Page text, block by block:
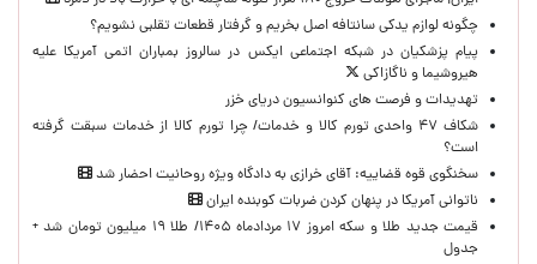
چگونه لوازم یدکی سانتافه اصل بخریم و گرفتار قطعات تقلبی نشویم؟
پیام پزشکیان در شبکه اجتماعی ایکس در سالروز بمباران اتمی آمریکا علیه
هیروشیما و ناگازاکی
تهدیدات و فرصت های کنوانسیون دریای خزر
شکاف ۴۷ واحدی تورم کالا و خدمات/ چرا تورم کالا از خدمات سبقت گرفته
است؟
سخنگوی قوه قضاییه: آقای خرازی به دادگاه ویژه روحانیت احضار شد
ناتوانی آمریکا در پنهان کردن ضربات کوبنده ایران
قیمت جدید طلا و سکه امروز ۱۷ مردادماه ۱۴۰۵/ طلا ۱۹ میلیون تومان شد +
جدول